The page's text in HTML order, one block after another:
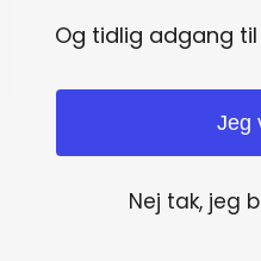
Og tidlig adgang
Jeg
Nej tak, jeg